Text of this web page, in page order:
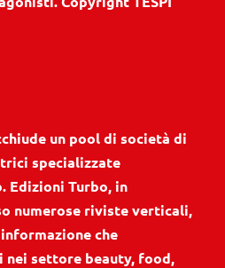
un pool di società di
specializzate
Edizioni Turbo, in
numerose riviste verticali,
che
settore beauty, food,